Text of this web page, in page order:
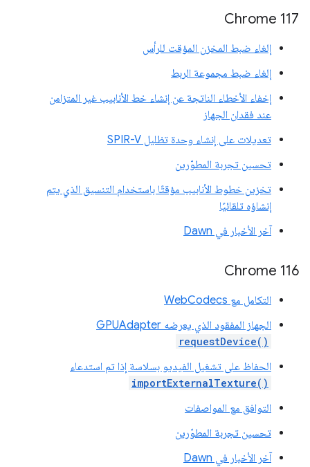
Chrome 117
إلغاء ضبط المخزن المؤقت للرأس
إلغاء ضبط مجموعة الربط
إخفاء الأخطاء الناتجة عن إنشاء خط الأنابيب غير المتزامن
عند فقدان الجهاز
تعديلات على إنشاء وحدة تظليل SPIR-V
تحسين تجربة المطوّرين
تخزين خطوط الأنابيب مؤقتًا باستخدام التنسيق الذي يتم
إنشاؤه تلقائيًا
آخر الأخبار في Dawn
Chrome 116
التكامل مع WebCodecs
الجهاز المفقود الذي يعرضه GPUAdapter
requestDevice()
الحفاظ على تشغيل الفيديو بسلاسة إذا تم استدعاء
importExternalTexture()
التوافق مع المواصفات
تحسين تجربة المطوّرين
آخر الأخبار في Dawn